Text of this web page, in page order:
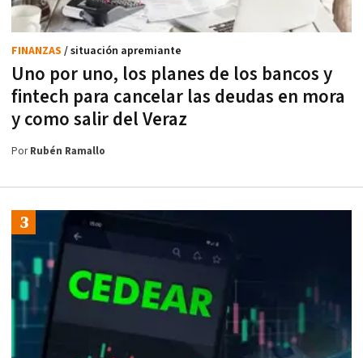
Uno por uno, los planes de los bancos y
fintech para cancelar las deudas en mora
y como salir del Veraz
FINANZAS / situación apremiante
PorRubén Ramallo